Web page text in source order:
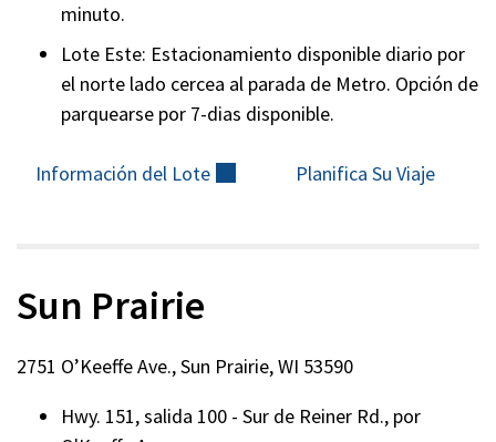
minuto.
Lote Este: Estacionamiento disponible diario por
el norte lado cercea al parada de Metro. Opción de
parquearse por 7-dias disponible.
Información del Lote (externo)Planifica Su Viaje
Sun Prairie
2751 O’Keeffe Ave., Sun Prairie, WI 53590
Hwy. 151, salida 100 - Sur de Reiner Rd., por